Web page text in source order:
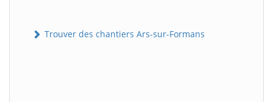
Trouver des chantiers Ars-sur-Formans